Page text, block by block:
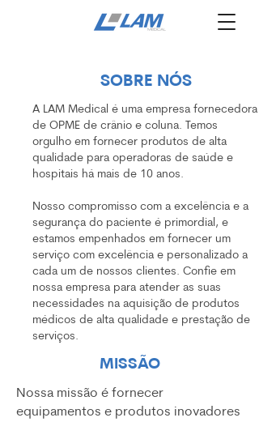
SOBRE NÓS
A LAM Medical é uma empresa fornecedora
de OPME de crânio e coluna. Temos
orgulho em fornecer produtos de alta
qualidade para operadoras de saúde e
hospitais há mais de 10 anos.
Nosso compromisso com a excelência e a
segurança do paciente é primordial, e
estamos empenhados em fornecer um
serviço com excelência e personalizado a
cada um de nossos clientes. Confie em
nossa empresa para atender as suas
necessidades na aquisição de produtos
médicos de alta qualidade e prestação de
serviços.
MISSÃO
Nossa missão é fornecer
equipamentos e produtos inovadores